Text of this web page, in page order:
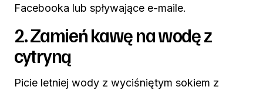
Facebooka lub spływające e-maile.
2. Zamień kawę na wodę z
cytryną
Picie letniej wody z wyciśniętym sokiem z